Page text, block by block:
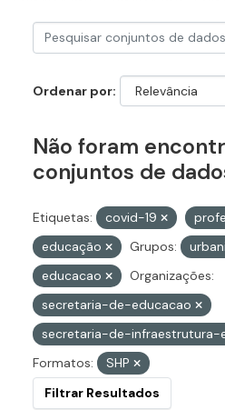
Ordenar por
Não foram
conjuntos de
Etiquetas: covid-19
educação
Grupos:
educacao
Organizações:
secretaria-de-educacao
secretaria-de-infraestrutura-
Formatos:
SHP
Filtrar Resultados